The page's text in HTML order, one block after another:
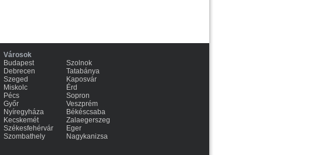
Városok
Budapest
Debrecen
Szeged
Miskolc
Pécs
Győr
Nyíregyháza
Kecskemét
Székesfehérvár
Szombathely
Szolnok
Tatabánya
Kaposvár
Érd
Sopron
Veszprém
Békéscsaba
Zalaegerszeg
Eger
Nagykanizsa